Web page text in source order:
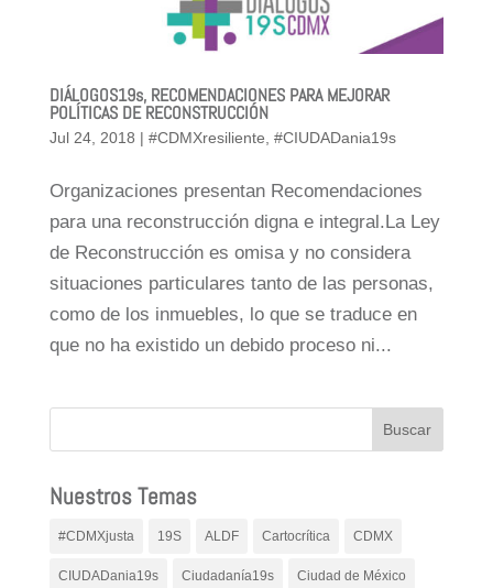
DIÁLOGOS19s, RECOMENDACIONES PARA MEJORAR
POLÍTICAS DE RECONSTRUCCIÓN
Jul 24, 2018 | #CDMXresiliente #CIUDADania19s
Organizaciones presentan Recomendaciones
para una reconstrucción digna e integral.La Ley
de Reconstrucción es omisa y no considera
situaciones particulares tanto de las personas,
como de los inmuebles, lo que se traduce en
que no ha existido un debido proceso ni...
Nuestros Temas
#CDMXjusta 19S ALDF Cartocrítica CDMX
CIUDADania19s Ciudadanía19s Ciudad de México